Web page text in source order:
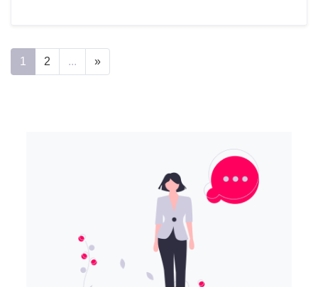
1 2 ... »